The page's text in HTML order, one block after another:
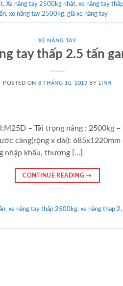
, Xe nâng tay 2500kg nhật, xe nâng tay
, xe nâng tay 2500kg, giá xe nâng tay
XE NÂNG TAY
tay thấp 2.5 tấn
POSTED ON 8 THÁNG 10, 2019 BY LINH
– Tải trọng nâng : 2500kg
càng(rộng x dài):
nhập khẩu, thương […]
CONTINUE READING→
, xe nâng tay thấp 2500kg, xe nâng thap 2,